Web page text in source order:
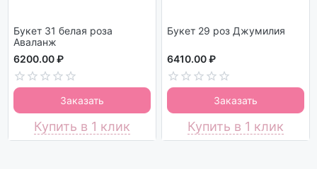
Букет 31 белая роза
Аваланж
6200.00 ₽
Заказать
Купить в 1 клик
Букет 29 роз Джумилия
6410.00 ₽
Заказать
Купить в 1 клик